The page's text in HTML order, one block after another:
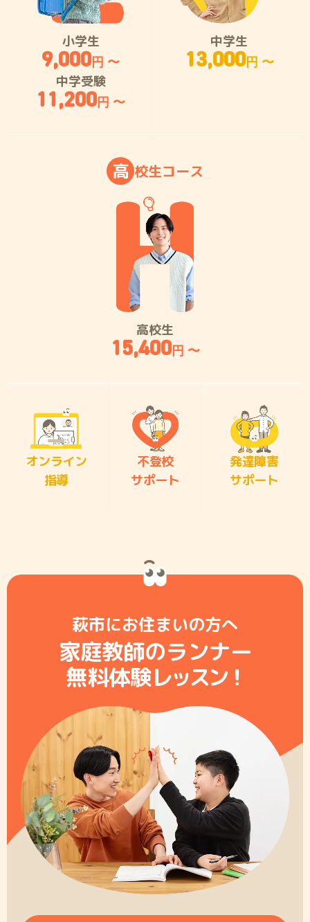
小学生
9,000円 〜
中学受験
11,200円 〜
中学生
13,000円 〜
高 校生コース
高校生
15,400円 〜
オンライン
指導
不登校
サポート
発達障害
サポート
萩市にお住まいの方へ
家庭教師のランナー
無料体験レッスン！